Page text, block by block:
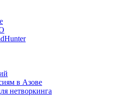
в Азове
нетворкинга